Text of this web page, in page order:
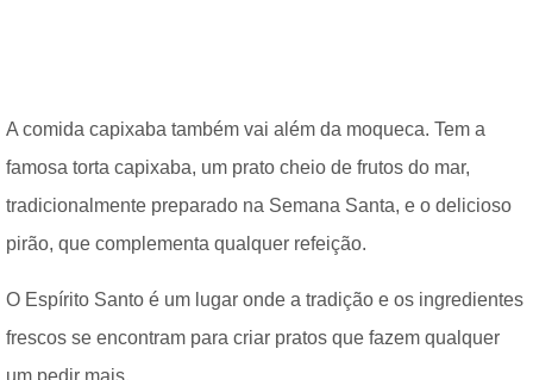
A comida capixaba também vai além da moqueca. Tem a
famosa torta capixaba, um prato cheio de frutos do mar,
tradicionalmente preparado na Semana Santa, e o delicioso
pirão, que complementa qualquer refeição.
O Espírito Santo é um lugar onde a tradição e os ingredientes
frescos se encontram para criar pratos que fazem qualquer
um pedir mais.